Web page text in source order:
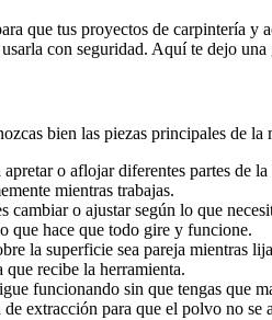
que tus proyectos de carpintería
con seguridad. Aquí te dejo
bien las piezas principales de
apretar o aflojar diferentes partes de
mientras trabajas.
cambiar o ajustar según lo que
que hace que todo gire y funcione.
la superficie sea pareja mientras
recibe la herramienta.
funcionando sin que tengas que
extracción para que el polvo no